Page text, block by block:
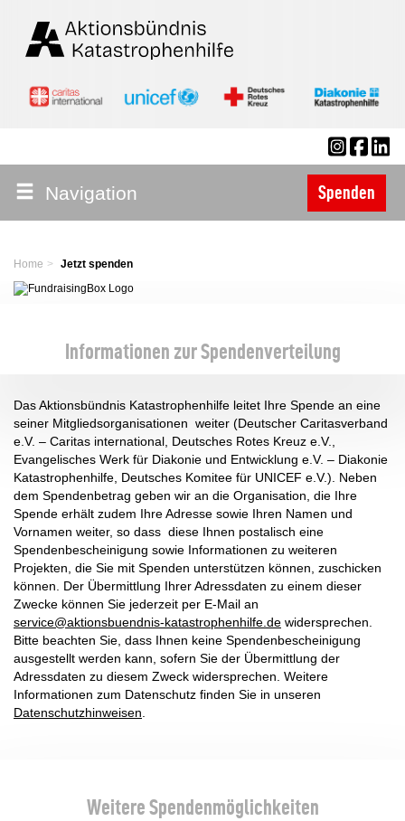
Spenden
Navigation
Home Jetzt spenden
Informationen zur Spendenverteilung
Das Aktionsbündnis Katastrophenhilfe leitet Ihre Spende an eine
seiner Mitgliedsorganisationen weiter (Deutscher Caritasverband
e.V. – Caritas international, Deutsches Rotes Kreuz e.V.,
Evangelisches Werk für Diakonie und Entwicklung e.V. – Diakonie
Katastrophenhilfe, Deutsches Komitee für UNICEF e.V.). Neben
dem Spendenbetrag geben wir an die Organisation, die Ihre
Spende erhält zudem Ihre Adresse sowie Ihren Namen und
Vornamen weiter, so dass diese Ihnen postalisch eine
Spendenbescheinigung sowie Informationen zu weiteren
Projekten, die Sie mit Spenden unterstützen können, zuschicken
können. Der Übermittlung Ihrer Adressdaten zu einem dieser
Zwecke können Sie jederzeit per E-Mail an
service@aktionsbuendnis-katastrophenhilfe.de widersprechen.
Bitte beachten Sie, dass Ihnen keine Spendenbescheinigung
ausgestellt werden kann, sofern Sie der Übermittlung der
Adressdaten zu diesem Zweck widersprechen. Weitere
Informationen zum Datenschutz finden Sie in unseren
Datenschutzhinweisen.
Weitere Spendenmöglichkeiten